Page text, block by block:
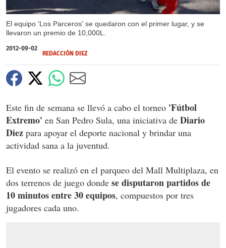
El equipo 'Los Parceros' se quedaron con el primer lugar, y se
llevaron un premio de 10,000L.
2012-09-02
REDACCIÓN DIEZ
Este fin de semana se llevó a cabo el torneo 'Fútbol
Extremo' en San Pedro Sula, una iniciativa de Diario
Diez para apoyar el deporte nacional y brindar una
actividad sana a la juventud.
El evento se realizó en el parqueo del Mall Multiplaza, en
dos terrenos de juego donde se disputaron partidos de
10 minutos entre 30 equipos, compuestos por tres
jugadores cada uno.